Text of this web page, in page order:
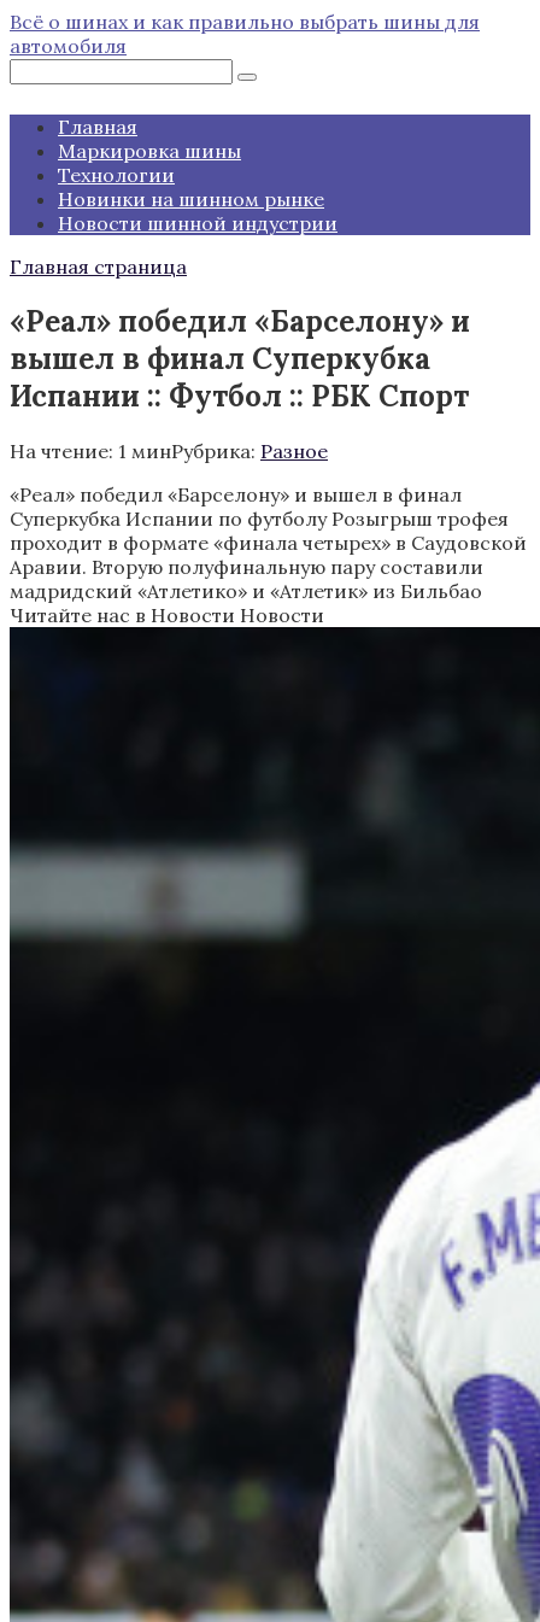
Перейти
к
Всё о шинах и как правильно выбрать шины для
автомобиля
Главная
Маркировка шины
Технологии
Новинки на шинном рынке
Новости шинной индустрии
Главная страница
«Реал» победил «Барселону» и
вышел в финал Суперкубка
Испании :: Футбол :: РБК Спорт
На чтение: 1 минРубрика: Разное
«Реал» победил «Барселону» и вышел в финал
Суперкубка Испании по футболу Розыгрыш трофея
проходит в формате «финала четырех» в Саудовской
Аравии. Вторую полуфинальную пару составили
мадридский «Атлетико» и «Атлетик» из Бильбао
Читайте нас в Новости Новости